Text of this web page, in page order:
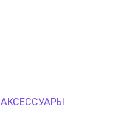
АКСЕССУАРЫ